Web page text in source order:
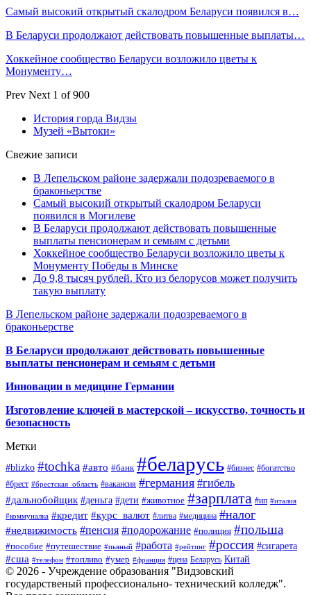
Самый высокий открытый скалодром Беларуси появился в…
В Беларуси продолжают действовать повышенные выплаты…
Хоккейное сообщество Беларуси возложило цветы к
Монументу…
Prev Next 1 of 900
История горда Видзы
Музей «Вытоки»
Свежие записи
В Лепельском районе задержали подозреваемого в
браконьерстве
Самый высокий открытый скалодром Беларуси
появился в Могилеве
В Беларуси продолжают действовать повышенные
выплаты пенсионерам и семьям с детьми
Хоккейное сообщество Беларуси возложило цветы к
Монументу Победы в Минске
До 9,8 тысяч рублей. Кто из белорусов может получить
такую выплату
В Лепельском районе задержали подозреваемого в
браконьерстве
В Беларуси продолжают действовать повышенные
выплаты пенсионерам и семьям с детьми
Инновации в медицине Германии
Изготовление ключей в мастерской – искусство, точность и
безопасность
Метки
#blizko #tochka #авто #банк #беларусь #бизнес #богатство
#брест #брестская_область #вакансия #германия #гибель
#дальнобойщик #деньга #дети #животное #зарплата #ип #италия
#коммуналка #кредит #курс_валют #литва #медицина #налог
#недвижимость #пенсия #подорожание #полиция #польша
#пособие #путешествие #пьяный #работа #рейтинг #россия #сигарета
#сша #телефон #топливо #умер #франция #цена Беларусь Китай
© 2026 - Учреждение образования "Видзовский
государственый профессионально- технический колледж".